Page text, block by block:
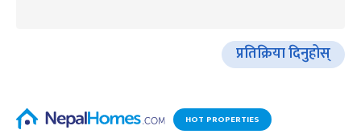
प्रतिक्रिया दिनुहोस्
HOT PROPERTIES